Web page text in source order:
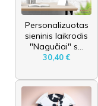
Personalizuotas
sieninis laikrodis
"Nagučiai" s...
30,40 €